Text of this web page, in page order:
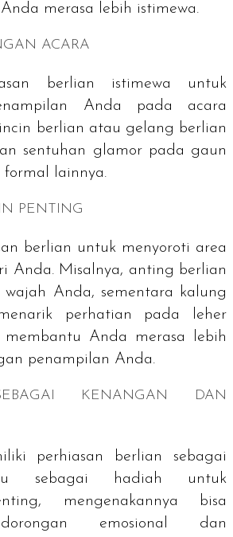
merasa lebih istimewa.
ACARA
berlian istimewa untuk
Anda pada acara
berlian atau gelang berlian
sentuhan glamor pada gaun
formal lainnya.
PENTING
berlian untuk menyoroti area
Anda. Misalnya, anting berlian
Anda, sementara kalung
perhatian pada leher
Anda merasa lebih
penampilan Anda.
KENANGAN DAN
perhiasan berlian sebagai
sebagai hadiah untuk
mengenakannya bisa
emosional dan